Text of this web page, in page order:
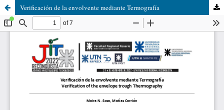
Verificación de la envolvente mediante Termografía